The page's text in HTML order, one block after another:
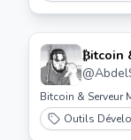
₿itcoin
@
Bitcoin & Serveur
Outils